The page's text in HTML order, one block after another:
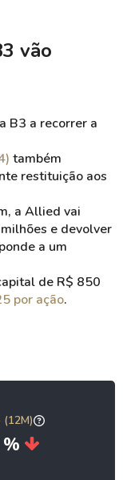
vão
B3 a recorrer a
também
restituição aos
a Allied vai
e devolver
a um
de R$ 850
por ação.
(12M)